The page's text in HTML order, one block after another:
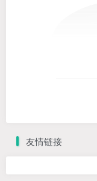
友情链接